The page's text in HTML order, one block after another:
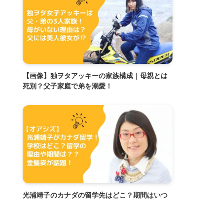
【画像】独ヲタアッキーの家族構成｜母親とは
死別？父子家庭で弟を溺愛！
光浦靖子のカナダの留学先はどこ？期間はいつ